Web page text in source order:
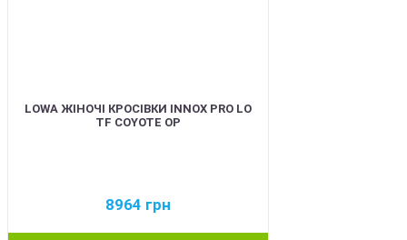
LOWA ЖІНОЧІ КРОСІВКИ INNOX PRO LO
TF COYOTE OP
8964 грн